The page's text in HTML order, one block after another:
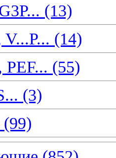
(13)
(14)
PEF... (55)
(3)